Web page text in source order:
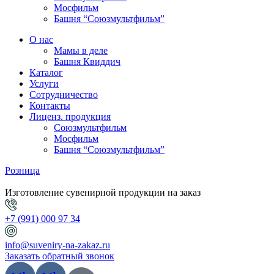
Мосфильм
Башня “Союзмультфильм”
О нас
Мамы в деле
Башня Квиддич
Каталог
Услуги
Сотрудничество
Контакты
Лиценз. продукция
Союзмультфильм
Мосфильм
Башня “Союзмультфильм”
Розница
Изготовление сувенирной продукции на заказ
+7 (991) 000 97 34
info@suveniry-na-zakaz.ru
Заказать обратный звонок